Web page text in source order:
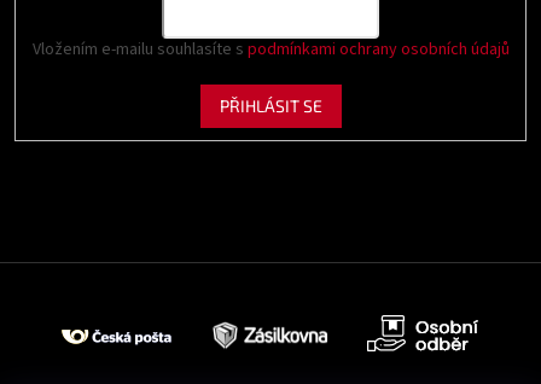
Vložením e-mailu souhlasíte s podmínkami ochrany osobních údajů
PŘIHLÁSIT SE